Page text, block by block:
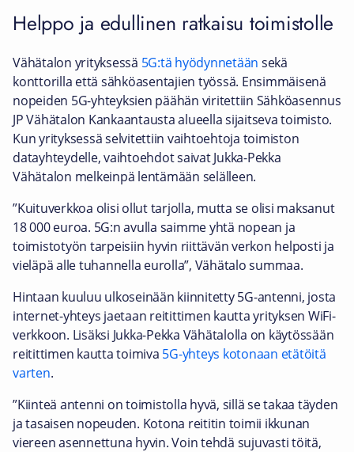
Helppo ja edullinen ratkaisu toimistolle
Vähätalon yrityksessä 5G:tä hyödynnetään sekä
konttorilla että sähköasentajien työssä. Ensimmäisenä
nopeiden 5G-yhteyksien päähän viritettiin Sähköasennus
JP Vähätalon Kankaantausta alueella sijaitseva toimisto.
Kun yrityksessä selvitettiin vaihtoehtoja toimiston
datayhteydelle, vaihtoehdot saivat Jukka-Pekka
Vähätalon melkeinpä lentämään selälleen.
”Kuituverkkoa olisi ollut tarjolla, mutta se olisi maksanut
18 000 euroa. 5G:n avulla saimme yhtä nopean ja
toimistotyön tarpeisiin hyvin riittävän verkon helposti ja
vieläpä alle tuhannella eurolla”, Vähätalo summaa.
Hintaan kuuluu ulkoseinään kiinnitetty 5G-antenni, josta
internet-yhteys jaetaan reitittimen kautta yrityksen WiFi-
verkkoon. Lisäksi Jukka-Pekka Vähätalolla on käytössään
reitittimen kautta toimiva 5G-yhteys kotonaan etätöitä
varten.
”Kiinteä antenni on toimistolla hyvä, sillä se takaa täyden
ja tasaisen nopeuden. Kotona reititin toimii ikkunan
viereen asennettuna hyvin. Voin tehdä sujuvasti töitä,